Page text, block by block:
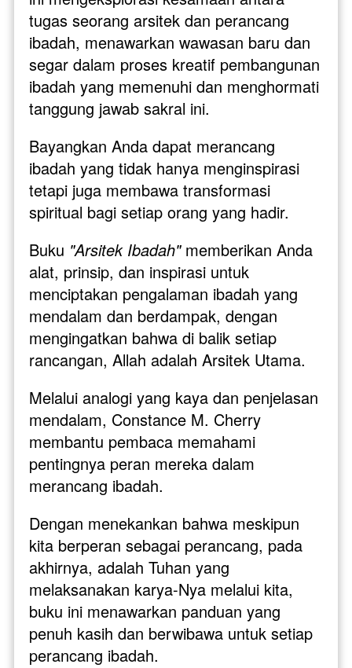
tugas seorang arsitek dan perancang
ibadah, menawarkan wawasan baru dan
segar dalam proses kreatif pembangunan
ibadah yang memenuhi dan menghormati
tanggung jawab sakral ini.
Bayangkan Anda dapat merancang
ibadah yang tidak hanya menginspirasi
tetapi juga membawa transformasi
spiritual bagi setiap orang yang hadir.
Buku "Arsitek Ibadah" memberikan Anda
alat, prinsip, dan inspirasi untuk
menciptakan pengalaman ibadah yang
mendalam dan berdampak, dengan
mengingatkan bahwa di balik setiap
rancangan, Allah adalah Arsitek Utama.
Melalui analogi yang kaya dan penjelasan
mendalam, Constance M. Cherry
membantu pembaca memahami
pentingnya peran mereka dalam
merancang ibadah.
Dengan menekankan bahwa meskipun
kita berperan sebagai perancang, pada
akhirnya, adalah Tuhan yang
melaksanakan karya-Nya melalui kita,
buku ini menawarkan panduan yang
penuh kasih dan berwibawa untuk setiap
perancang ibadah.